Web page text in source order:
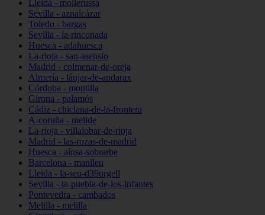
Lleida - mollerussa
Sevilla - aznalcázar
Toledo - bargas
Sevilla - la-rinconada
Huesca - adahuesca
La-rioja - san-asensio
Madrid - colmenar-de-oreja
Almería - láujar-de-andarax
Córdoba - montilla
Girona - palamós
Cádiz - chiclana-de-la-frontera
A-coruña - melide
La-rioja - villalobar-de-rioja
Madrid - las-rozas-de-madrid
Huesca - aínsa-sobrarbe
Barcelona - manlleu
Lleida - la-seu-d39urgell
Sevilla - la-puebla-de-los-infantes
Pontevedra - cambados
Melilla - melilla